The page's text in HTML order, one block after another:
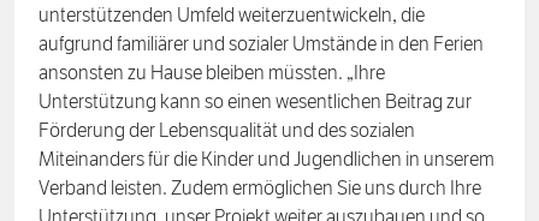
unterstützenden Umfeld weiterzuentwickeln, die
aufgrund familiärer und sozialer Umstände in den Ferien
ansonsten zu Hause bleiben müssten. „Ihre
Unterstützung kann so einen wesentlichen Beitrag zur
Förderung der Lebensqualität und des sozialen
Miteinanders für die Kinder und Jugendlichen in unserem
Verband leisten. Zudem ermöglichen Sie uns durch Ihre